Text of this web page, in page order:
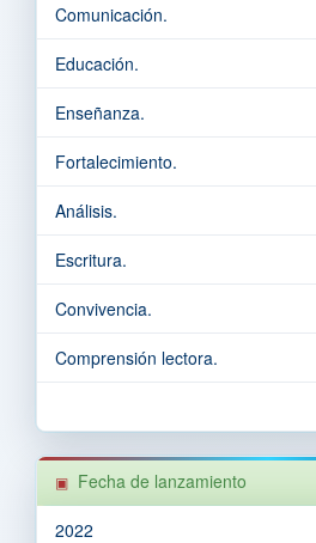
Comunicación.
Educación.
Enseñanza.
Fortalecimiento.
Análisis.
Escritura.
Convivencia.
Comprensión lectora.
Fecha de lanzamiento
2022